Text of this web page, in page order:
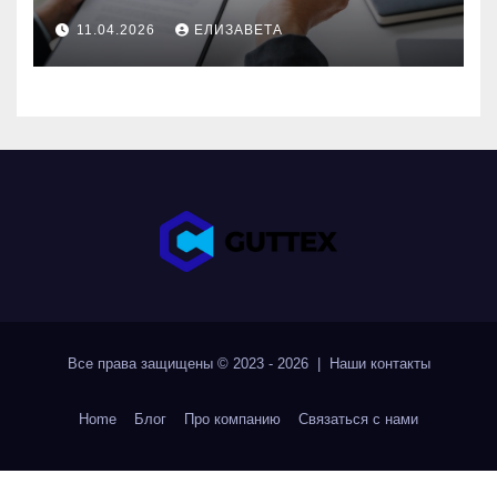
11.04.2026 ЕЛИЗАВЕТА
Все права защищены © 2023 - 2026 | Наши контакты
Home Блог Про компанию Связаться с нами